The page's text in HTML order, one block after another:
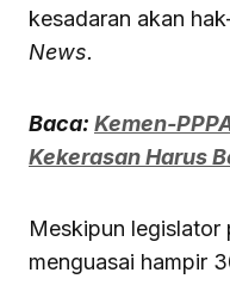
kesadaran akan
News.
Baca: Kemen-
Kekerasan Harus
Meskipun legislator
menguasai hampir